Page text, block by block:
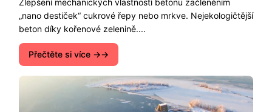
Zlepšení mechanických vlastností betonu začleněním
„nano destiček“ cukrové řepy nebo mrkve. Nejekologičtější
beton díky kořenové zelenině....
Přečtěte si více →